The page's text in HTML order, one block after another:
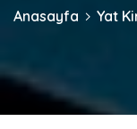
Anasayfa Yat